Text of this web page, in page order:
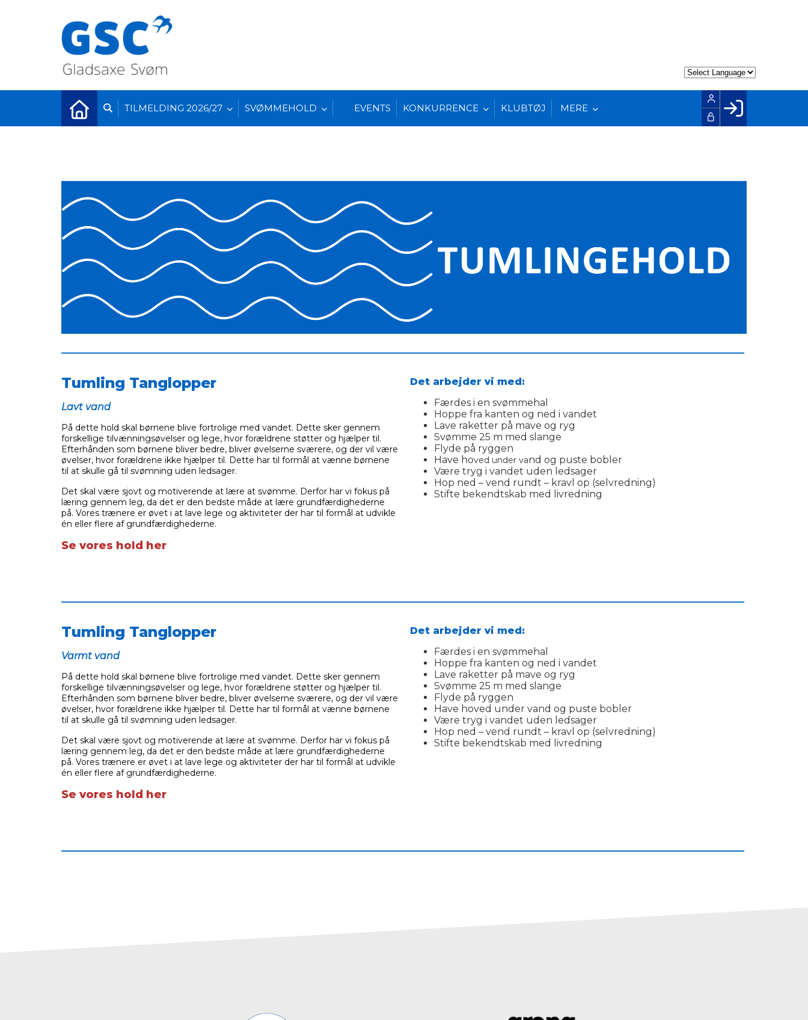
TILMELDING 2026/27 SVØMMEHOLD EVENTS KONKURRENCE KLUBTØJ MERE
Tumling Tanglopper
Lavt vand
På dette hold skal børnene blive fortrolige med vandet. Dette sker gennem
forskellige tilvænningsøvelser og lege, hvor forældrene støtter og hjælper til.
Efterhånden som børnene bliver bedre, bliver øvelserne sværere, og der vil være
øvelser, hvor forældrene ikke hjælper til. Dette har til formål at vænne børnene
til at skulle gå til svømning uden ledsager.
Det skal være sjovt og motiverende at lære at svømme. Derfor har vi fokus på
læring gennem leg, da det er den bedste måde at lære grundfærdighederne
på. Vores trænere er øvet i at lave lege og aktiviteter der har til formål at udvikle
én eller flere af grundfærdighederne.
Se vores hold her
Det arbejder vi med:
Færdes i en svømmehal
Hoppe fra kanten og ned i vandet
Lave raketter på mave og ryg
Svømme 25 m med slange
Flyde på ryggen
Have hoved under vand og puste bobler
Være tryg i vandet uden ledsager
Hop ned – vend rundt – kravl op (selvredning)
Stifte bekendtskab med livredning
Tumling Tanglopper
Varmt vand
På dette hold skal børnene blive fortrolige med vandet. Dette sker gennem
forskellige tilvænningsøvelser og lege, hvor forældrene støtter og hjælper til.
Efterhånden som børnene bliver bedre, bliver øvelserne sværere, og der vil være
øvelser, hvor forældrene ikke hjælper til. Dette har til formål at vænne børnene
til at skulle gå til svømning uden ledsager.
Det skal være sjovt og motiverende at lære at svømme. Derfor har vi fokus på
læring gennem leg, da det er den bedste måde at lære grundfærdighederne
på. Vores trænere er øvet i at lave lege og aktiviteter der har til formål at udvikle
én eller flere af grundfærdighederne.
Se vores hold her
Det arbejder vi med:
Færdes i en svømmehal
Hoppe fra kanten og ned i vandet
Lave raketter på mave og ryg
Svømme 25 m med slange
Flyde på ryggen
Have hoved under vand og puste bobler
Være tryg i vandet uden ledsager
Hop ned – vend rundt – kravl op (selvredning)
Stifte bekendtskab med livredning